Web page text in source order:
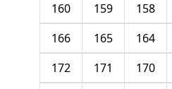
158
159
160
164
165
166
170
171
172